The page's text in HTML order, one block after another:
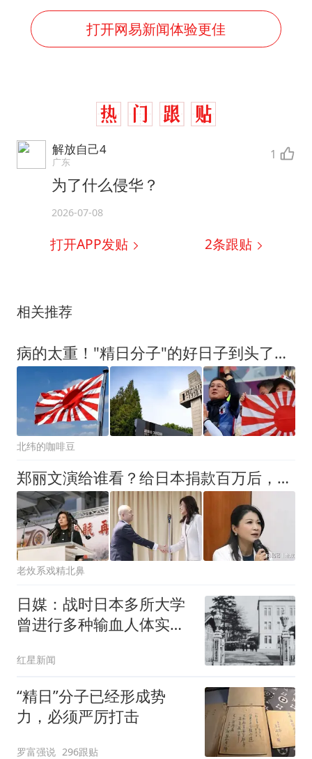
打开网易新闻体验更佳
解放自己4
广东 1
为了什么侵华？
2026-07-08
打开APP发贴 2条跟贴
相关推荐
病的太重！"精日分子"的好日子到头了，国家要出手了，一定要狠治
北纬的咖啡豆
郑丽文演给谁看？给日本捐款百万后，紧急表态：台湾从来不是国家
老炇系戏精北鼻
日媒：战时日本多所大学
曾进行多种输血人体实
亡
红星新闻
“精日”分子已经形成势
力，必须严厉打击
罗富强说 296跟贴